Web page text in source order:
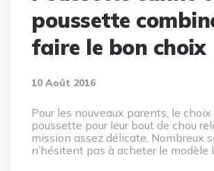
poussette
faire le bon choix
10 Août 2016
Pour les nouveaux parents, le choix
poussette pour leur bout de chou
mission assez délicate. Nombreux
n’hésitent pas à acheter le modèle